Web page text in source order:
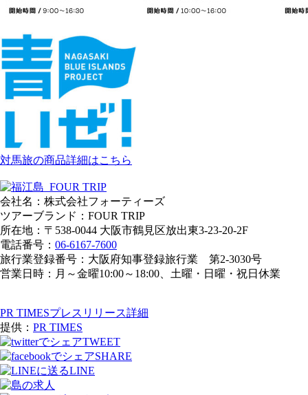
対馬旅の商品詳細はこちら
会社名：株式会社フォーティーズ
ツアーブランド：FOUR TRIP
所在地：〒538-0044 大阪市鶴見区放出東3-23-20-2F
電話番号： 06-6167-7600
旅行業登録番号：大阪府知事登録旅行業 第2-3030号
営業日時：月～金曜10:00～18:00、土曜・日曜・祝日休業
PR TIMESプレスリリース詳細
提供： PR TIMES
TWEET
SHARE
LINE